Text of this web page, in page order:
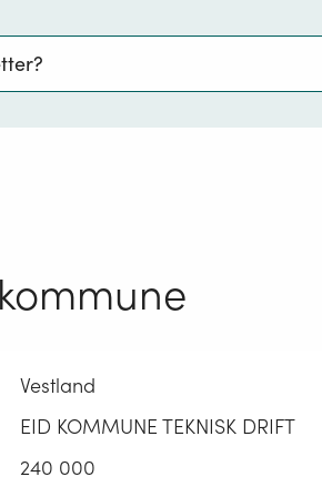
Vestland
EID KOMMUNE TEKNISK DRIFT
240 000